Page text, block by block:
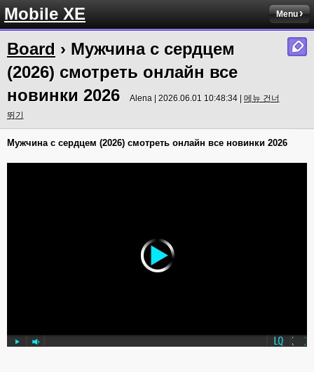
Mobile XE Menu
Board › Мужчина с сердцем
(2026) смотреть онлайн все
новинки 2026
Alena | 2026.06.01 10:48:34 | 메뉴 건너
뛰기
Мужчина с сердцем (2026) смотреть онлайн все новинки 2026